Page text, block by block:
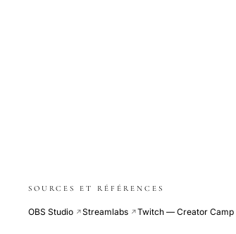
SOURCES ET RÉFÉRENCES
OBS Studio ↗Streamlabs ↗Twitch — Creator Camp